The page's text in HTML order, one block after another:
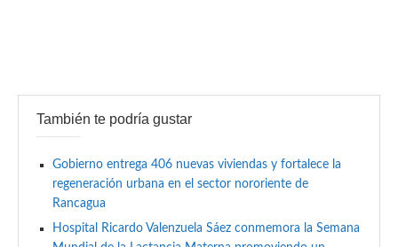
También te podría gustar
Gobierno entrega 406 nuevas viviendas y fortalece la
regeneración urbana en el sector nororiente de
Rancagua
Hospital Ricardo Valenzuela Sáez conmemora la Semana